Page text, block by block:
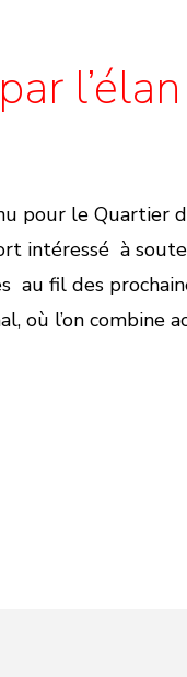
pour le
intéressé à
au fil des
l’on combine